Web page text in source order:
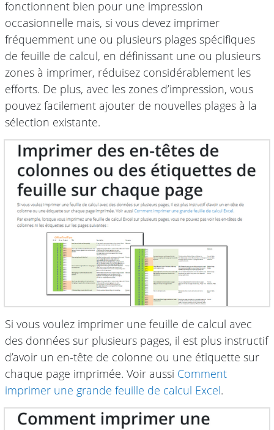
fonctionnent bien pour une impression
occasionnelle mais, si vous devez imprimer
fréquemment une ou plusieurs plages spécifiques
de feuille de calcul, en définissant une ou plusieurs
zones à imprimer, réduisez considérablement les
efforts. De plus, avec les zones d’impression, vous
pouvez facilement ajouter de nouvelles plages à la
sélection existante.
Si vous voulez imprimer une feuille de calcul avec
des données sur plusieurs pages, il est plus instructif
d’avoir un en-tête de colonne ou une étiquette sur
chaque page imprimée. Voir aussi Comment
imprimer une grande feuille de calcul Excel.